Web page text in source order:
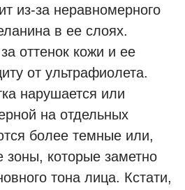
из-за неравномерного
в ее слоях.
оттенок кожи и ее
от ультрафиолета.
нарушается или
на отдельных
более темные или,
зоны, которые заметно
тона лица. Кстати,